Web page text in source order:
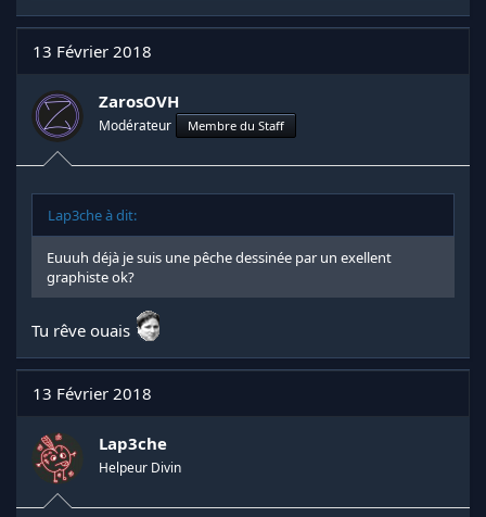
a
c
t
n
s
:
13 Février 2018
ZarosOVH
Modérateur Membre du Staff
Lap3che à dit:
Euuuh déjà je suis une pêche dessinée par un exellent
graphiste ok?
Tu rêve ouais
13 Février 2018
Lap3che
Helpeur Divin